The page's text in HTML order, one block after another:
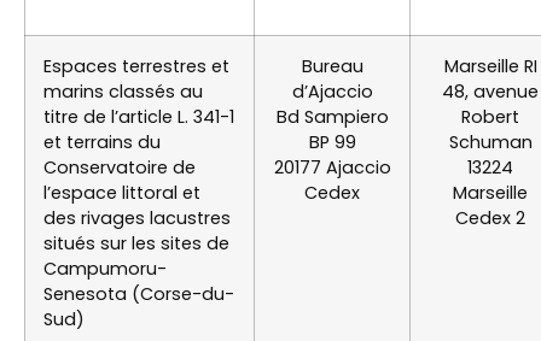
Espaces terrestres et
marins classés au
titre de l’article L. 341-1
et terrains du
Conservatoire de
l’espace littoral et
des rivages lacustres
situés sur les sites de
Campumoru-
Senesota (Corse-du-
Sud)
Bureau
d’Ajaccio
Bd Sampiero
BP 99
20177 Ajaccio
Cedex
Marseille RI
48, avenue
Robert
Schuman
13224
Marseille
Cedex 2